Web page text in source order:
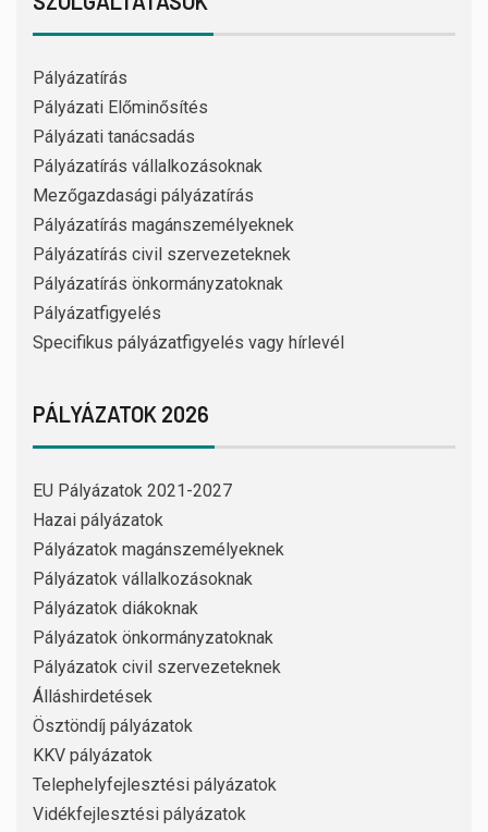
Pályázatírás
Pályázati Előminősítés
Pályázati tanácsadás
Pályázatírás vállalkozásoknak
Mezőgazdasági pályázatírás
Pályázatírás magánszemélyeknek
Pályázatírás civil szervezeteknek
Pályázatírás önkormányzatoknak
Pályázatfigyelés
Specifikus pályázatfigyelés vagy hírlevél
PÁLYÁZATOK 2026
EU Pályázatok 2021-2027
Hazai pályázatok
Pályázatok magánszemélyeknek
Pályázatok vállalkozásoknak
Pályázatok diákoknak
Pályázatok önkormányzatoknak
Pályázatok civil szervezeteknek
Álláshirdetések
Ösztöndíj pályázatok
KKV pályázatok
Telephelyfejlesztési pályázatok
Vidékfejlesztési pályázatok